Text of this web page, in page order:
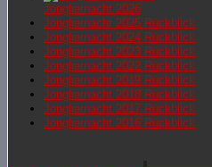
Jongliernacht 2026
Jongliernachr 2025 Rückblick
Jongliernacht 2024 Rückblick
Jongliernacht 2023 Rückblick
Jongliernacht 2022 Rückblick
Jongliernacht 2019 Rückblick
Jongliernacht 2018 Rückblick
Jongliernacht 2017 Rückblick
Jongliernacht 2016 Rückblick